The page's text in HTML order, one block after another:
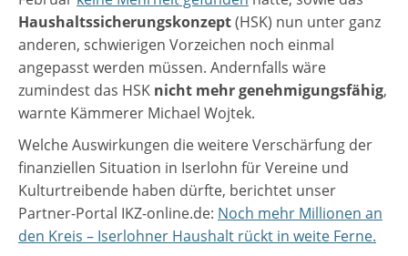
Haushaltssicherungskonzept(HSK) nun unter ganz
anderen, schwierigen Vorzeichen noch einmal
angepasst werden müssen. Andernfalls wäre
zumindest das HSK nicht mehr genehmigungsfähig,
warnte Kämmerer Michael Wojtek.
Welche Auswirkungen die weitere Verschärfung der
finanziellen Situation in Iserlohn für Vereine und
Kulturtreibende haben dürfte, berichtet unser
Partner-Portal IKZ-online.de: Noch mehr Millionen an
den Kreis – Iserlohner Haushalt rückt in weite Ferne.